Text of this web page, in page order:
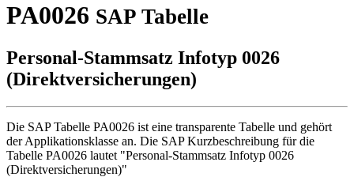
PA0026 SAP Tabelle
Personal-Stammsatz Infotyp 0026
(Direktversicherungen)
Die SAP Tabelle PA0026 ist eine transparente Tabelle und gehört
der Applikationsklasse an. Die SAP Kurzbeschreibung für die
Tabelle PA0026 lautet "Personal-Stammsatz Infotyp 0026
(Direktversicherungen)"